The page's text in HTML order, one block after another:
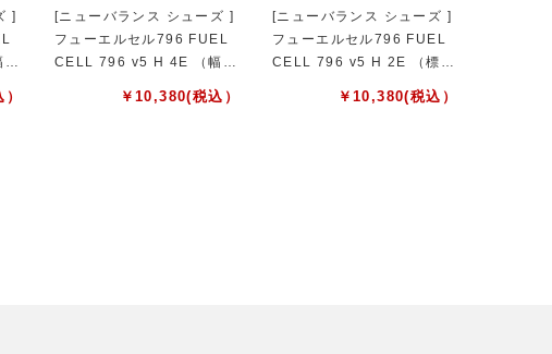
]
[ニューバランス シューズ ]
フューエルセル796 FUEL
CELL 796 v5 H 4E （幅
広） オールコート用 メンズ
￥ 10,380(税込）
[ニューバランス シューズ ]
フューエルセル796 FUEL
CELL 796 v5 H 2E （標
準）オールコート用 メンズ
￥ 10,380(税込）